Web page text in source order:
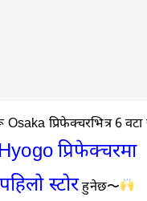
प्रिफेक्चरभित्र 6
Hyogo प्रिफेक्चरमा
स्टोरहुनेछ〜